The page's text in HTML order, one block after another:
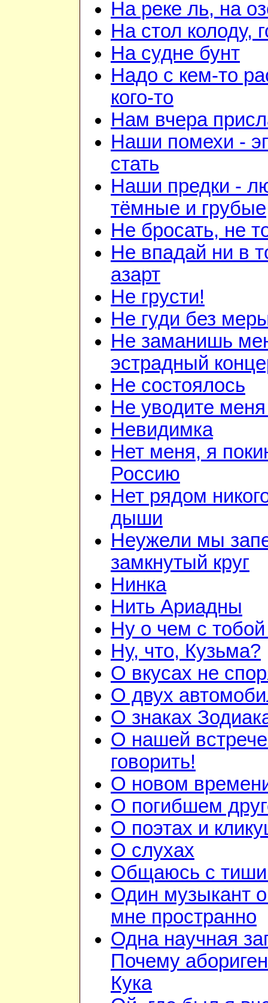
На реке ль, на
На стол колоду,
На судне бунт
Надо с кем-то
кого-то
Нам вчера
Наши помехи -
стать
Наши предки -
тёмные и грубые
Не бросать, не
Не впадай ни в
азарт
Не грусти!
Не гуди без
Не заманишь
эстрадный
Не состоялось
Не уводите
Невидимка
Нет меня, я
Россию
Нет рядом
дыши
Неужели мы
замкнутый круг
Нинка
Нить Ариадны
Ну о чем с тобой
Ну, что, Кузьма?
О вкусах не
О двух
О знаках
О нашей
говорить!
О новом
О погибшем
О поэтах и
О слухах
Общаюсь с
Один музыкант
мне пространно
Одна научная
Почему
Кука